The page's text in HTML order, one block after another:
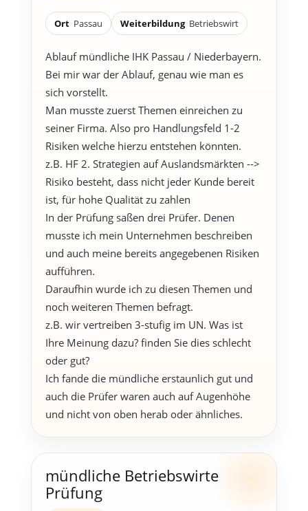
Ort Passau Weiterbildung Betriebswirt
Ablauf mündliche IHK Passau / Niederbayern.
Bei mir war der Ablauf, genau wie man es
sich vorstellt.
Man musste zuerst Themen einreichen zu
seiner Firma. Also pro Handlungsfeld 1-2
Risiken welche hierzu entstehen könnten.
z.B. HF 2. Strategien auf Auslandsmärkten -->
Risiko besteht, dass nicht jeder Kunde bereit
ist, für hohe Qualität zu zahlen
In der Prüfung saßen drei Prüfer. Denen
musste ich mein Unternehmen beschreiben
und auch meine bereits angegebenen Risiken
aufführen.
Daraufhin wurde ich zu diesen Themen und
noch weiteren Themen befragt.
z.B. wir vertreiben 3-stufig im UN. Was ist
Ihre Meinung dazu? finden Sie dies schlecht
oder gut?
Ich fande die mündliche erstaunlich gut und
auch die Prüfer waren auch auf Augenhöhe
und nicht von oben herab oder ähnliches.
mündliche Betriebswirte
Prüfung